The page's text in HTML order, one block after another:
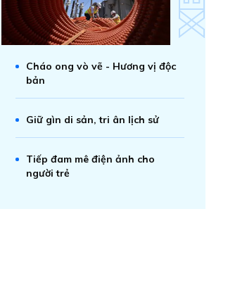
Cháo ong vò vẽ - Hương vị độc
bản
Giữ gìn di sản, tri ân lịch sử
Tiếp đam mê điện ảnh cho
người trẻ